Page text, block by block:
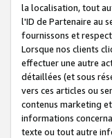
la localisation, tout
l'ID de Partenaire au
fournissons et
Lorsque nos clients
effectuer une autre
détaillées (et sous
vers ces articles ou
contenus marketing
informations
texte ou tout autre